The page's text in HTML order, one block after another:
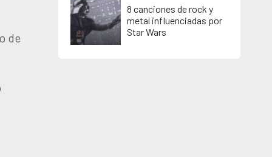
de
8 canciones de rock y
metal influenciadas por
Star Wars